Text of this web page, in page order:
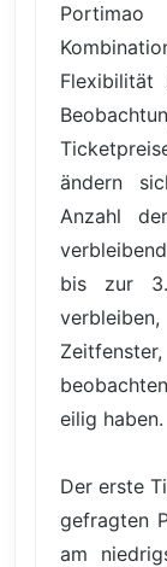
ändern
Anzahl
bis zur 3.
eilig haben.
Der erste
gefragten
am